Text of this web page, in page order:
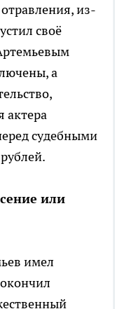
из-
своё
а
актера
судебными
или
имел